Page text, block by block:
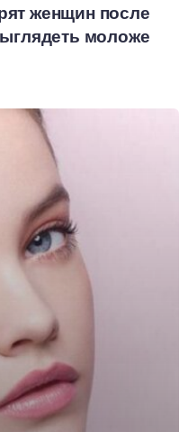
женщин после
моложе